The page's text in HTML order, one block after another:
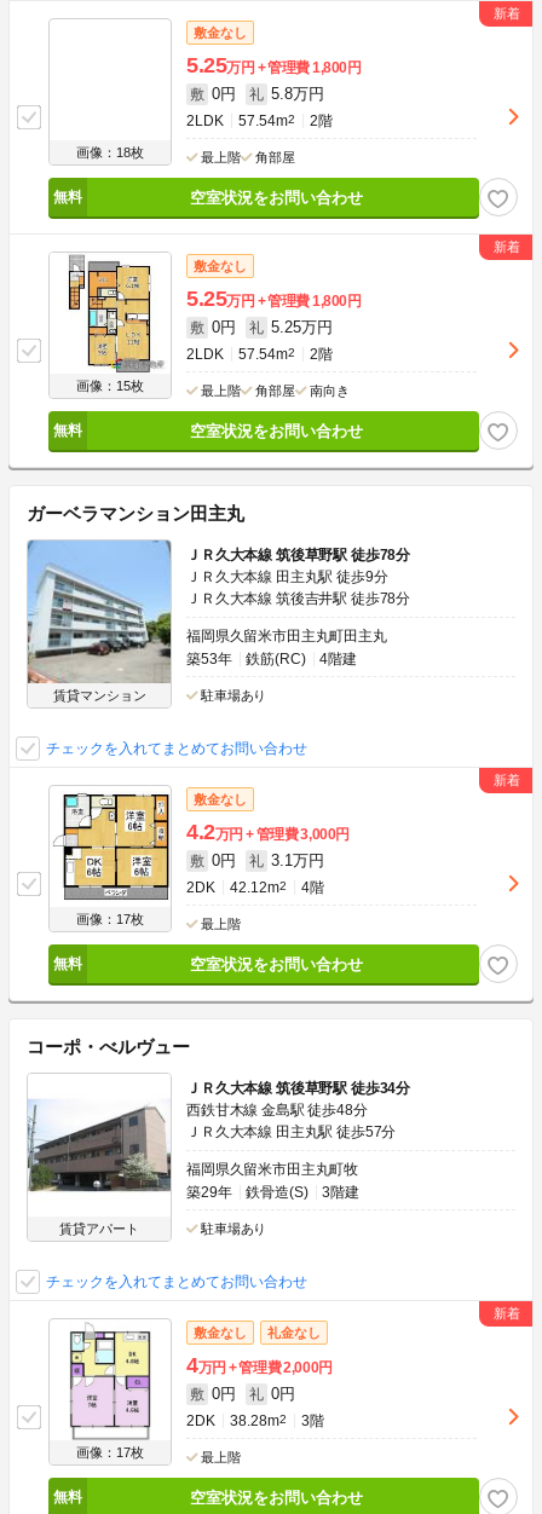
画像：18枚
敷金なし
5.25万円 管理費1,800円
敷 0円 礼 5.8万円
2LDK 57.54m2 2階
最上階 角部屋
空室状況をお問い合わせ
画像：15枚
敷金なし
5.25万円 管理費1,800円
敷 0円 礼 5.25万円
2LDK 57.54m2 2階
最上階 角部屋 南向き
空室状況をお問い合わせ
ガーベラマンション田主丸
賃貸マンション
ＪＲ久大本線 筑後草野駅 徒歩78分
ＪＲ久大本線 田主丸駅 徒歩9分
ＪＲ久大本線 筑後吉井駅 徒歩78分
福岡県久留米市田主丸町田主丸
築53年
鉄筋(RC) 4階建
駐車場あり
チェックを入れてまとめてお問い合わせ
画像：17枚
敷金なし
4.2万円 管理費3,000円
敷 0円 礼 3.1万円
2DK 42.12m2 4階
最上階
空室状況をお問い合わせ
コーポ・べルヴュー
賃貸アパート
ＪＲ久大本線 筑後草野駅 徒歩34分
西鉄甘木線 金島駅 徒歩48分
ＪＲ久大本線 田主丸駅 徒歩57分
福岡県久留米市田主丸町牧
築29年
鉄骨造(S) 3階建
駐車場あり
チェックを入れてまとめてお問い合わせ
画像：17枚
敷金なし 礼金なし
4万円 管理費2,000円
敷 0円 礼 0円
2DK 38.28m2 3階
最上階
空室状況をお問い合わせ